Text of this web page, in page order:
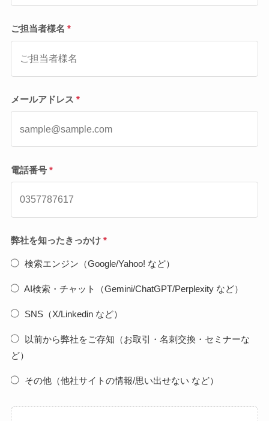
ご担当者様名 *
メールアドレス *
電話番号*
弊社を知ったきっかけ*
検索エンジン（Google/Yahoo! など）
AI検索・チャット（Gemini/ChatGPT/Perplexity など）
SNS（X/Linkedin など）
以前から弊社をご存知（お取引・名刺交換・セミナーな
ど）
その他（他社サイトの情報/思い出せない など）